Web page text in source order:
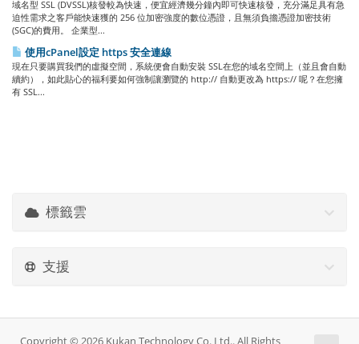
域名型 SSL (DVSSL)核發較為快速，便宜經濟幾分鐘內即可快速核發，充分滿足具有急
迫性需求之客戶能快速獲的 256 位加密強度的數位憑證，且無須負擔憑證加密技術
(SGC)的費用。 企業型...
使用cPanel設定 https 安全連線
現在只要購買我們的虛擬空間，系統便會自動安裝 SSL在您的域名空間上（並且會自動
續約），如此貼心的福利要如何強制讓瀏覽的 http:// 自動更改為 https:// 呢？在您擁
有 SSL...
標籤雲
支援
Copyright © 2026 Kukan Technology Co. Ltd.. All Rights